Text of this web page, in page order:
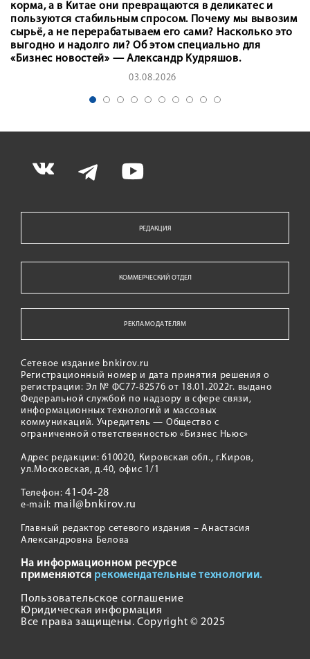
корма, а в Китае они превращаются в деликатес и
пользуются стабильным спросом. Почему мы вывозим
сырьё, а не перерабатываем его сами? Насколько это
выгодно и надолго ли? Об этом специально для
«Бизнес новостей» — Александр Кудряшов.
03.08.2026
РЕДАКЦИЯ
КОММЕРЧЕСКИЙ ОТДЕЛ
РЕКЛАМОДАТЕЛЯМ
Сетевое издание bnkirov.ru
Регистрационный номер и дата принятия решения о
регистрации: Эл № ФС77-82576 от 18.01.2022г. выдано
Федеральной службой по надзору в сфере связи,
информационных технологий и массовых
коммуникаций. Учредитель — Общество с
ограниченной ответственностью «Бизнес Ньюс»
Адрес редакции: 610020, Кировская обл., г.Киров,
ул.Московская, д.40, офис 1/1
Телефон:41-04-28
e-mail: mail@bnkirov.ru
Главный редактор сетевого издания – Анастасия
Александровна Белова
На информационном ресурсе
применяются рекомендательные технологии.
Пользовательское соглашение
Юридическая информация
Все права защищены. Copyright © 2025